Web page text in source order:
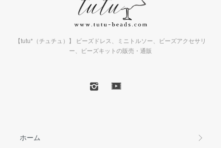
【tutu*（チュチュ）】 ビーズドレス、ミニトルソー、ビーズアクセサリ
ー、ビーズキットの販売・通販
ホーム